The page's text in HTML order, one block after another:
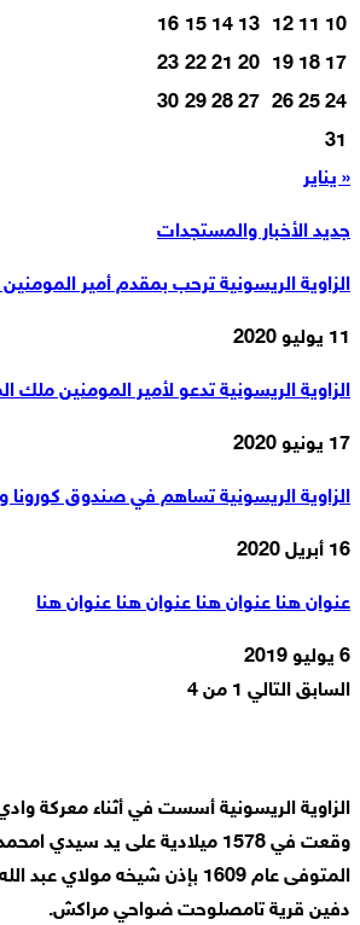
10
11
12
13
14
15
16
17
18
19
20
21
22
23
24
25
26
27
28
29
30
31
« يناير
جديد الأخبار والمستجدات
الزاوية الريسونية ترحب بمقدم أمير
11 يوليو 2020
الزاوية الريسونية تدعو لأمير المومنين
17 يونيو 2020
الزاوية الريسونية تساهم في صندوق كورونا
16 أبريل 2020
عنوان هنا عنوان هنا عنوان هنا عنوان هنا
6 يوليو 2019
السابق التالي 1 من 4
الزاوية الريسونية أسست في أثناء معركة
وقعت في 1578 ميلادية على يد
المتوفى عام 1609 بإذن شيخه
دفين قرية تامصلوحت ضواحي مراكش.